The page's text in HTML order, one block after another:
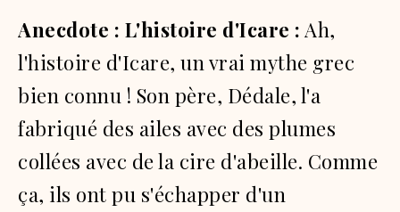
Anecdote : L'histoire d'Icare : Ah,
l'histoire d'Icare, un vrai mythe grec
bien connu ! Son père, Dédale, l'a
fabriqué des ailes avec des plumes
collées avec de la cire d'abeille. Comme
ça, ils ont pu s'échapper d'un